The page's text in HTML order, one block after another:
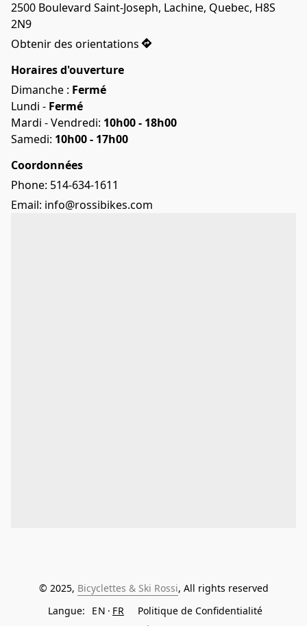
2500 Boulevard Saint-Joseph, Lachine, Quebec, H8S
2N9
Obtenir des orientations
Horaires d'ouverture
Dimanche : Fermé
Lundi - Fermé
Mardi - Vendredi: 10h00 - 18h00
Samedi: 10h00 - 17h00
Coordonnées
Phone: 514-634-1611
Email: info@rossibikes.com
© 2025, Bicyclettes & Ski Rossi, All rights reserved
Langue:
EN FR
Politique de Confidentialité